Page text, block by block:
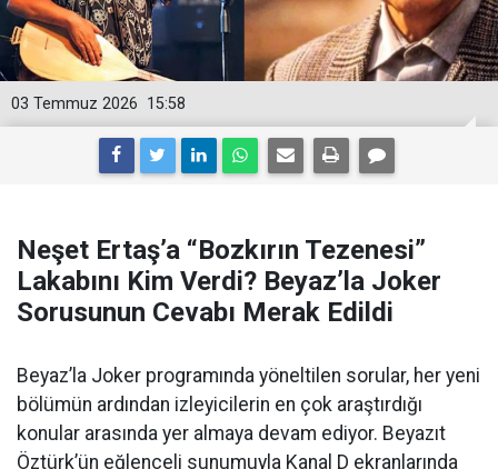
15:58
03 Temmuz 2026
Neşet Ertaş’a “Bozkırın Tezenesi”
Lakabını Kim Verdi? Beyaz’la Joker
Sorusunun Cevabı Merak Edildi
Beyaz’la Joker programında yöneltilen sorular, her yeni
bölümün ardından izleyicilerin en çok araştırdığı
konular arasında yer almaya devam ediyor. Beyazıt
Öztürk’ün eğlenceli sunumuyla Kanal D ekranlarında